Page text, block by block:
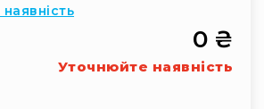
Уточнюйте наявність
0 ₴